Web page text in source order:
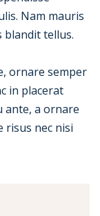
Nam mauris
blandit tellus.
ornare semper
in placerat
ante, a ornare
risus nec nisi